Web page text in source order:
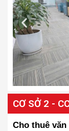
CƠ SỞ 2 -
Cho thuê